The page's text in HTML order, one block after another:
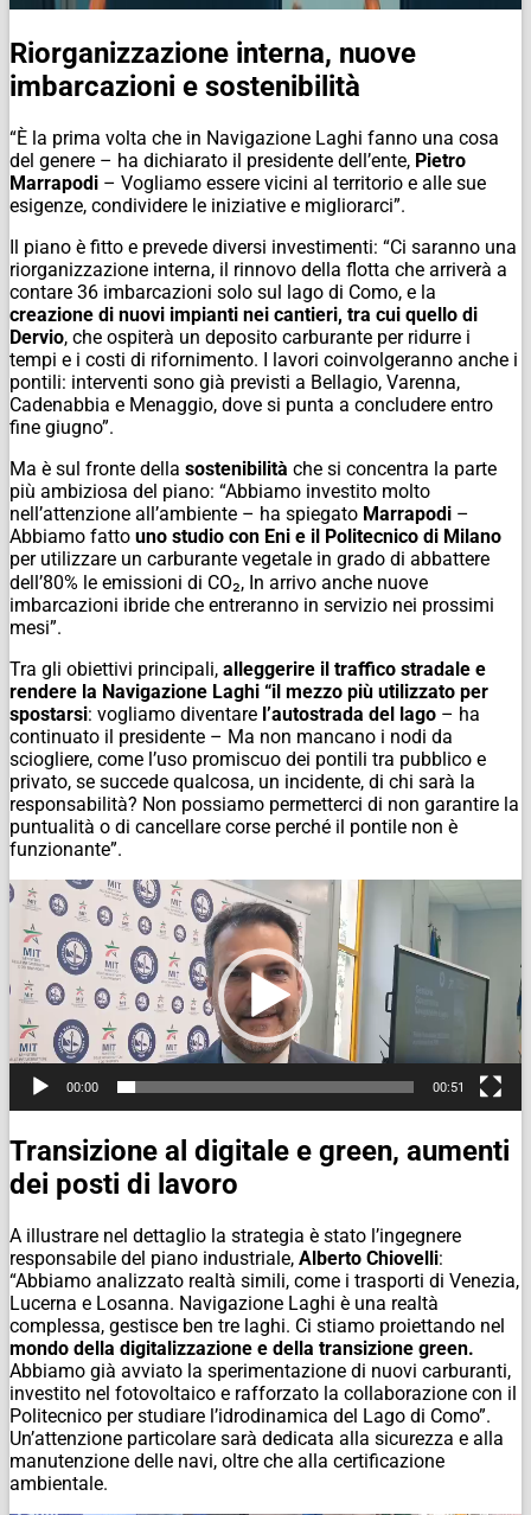
Riorganizzazione interna, nuove
imbarcazioni e sostenibilità
“È la prima volta che in Navigazione Laghi fanno una cosa
del genere – ha dichiarato il presidente dell’ente, Pietro
Marrapodi – Vogliamo essere vicini al territorio e alle sue
esigenze, condividere le iniziative e migliorarci”.
Il piano è fitto e prevede diversi investimenti: “Ci saranno una
riorganizzazione interna, il rinnovo della flotta che arriverà a
contare 36 imbarcazioni solo sul lago di Como, e la
creazione di nuovi impianti nei cantieri, tra cui quello di
Dervio, che ospiterà un deposito carburante per ridurre i
tempi e i costi di rifornimento. I lavori coinvolgeranno anche i
pontili: interventi sono già previsti a Bellagio, Varenna,
Cadenabbia e Menaggio, dove si punta a concludere entro
fine giugno”.
Ma è sul fronte della sostenibilità che si concentra la parte
più ambiziosa del piano: “Abbiamo investito molto
nell’attenzione all’ambiente – ha spiegato Marrapodi –
Abbiamo fatto uno studio con Eni e il Politecnico di Milano
per utilizzare un carburante vegetale in grado di abbattere
dell’80% le emissioni di CO₂, In arrivo anche nuove
imbarcazioni ibride che entreranno in servizio nei prossimi
mesi”.
Tra gli obiettivi principali, alleggerire il traffico stradale e
rendere la Navigazione Laghi “il mezzo più utilizzato per
spostarsi: vogliamo diventare l’autostrada del lago – ha
continuato il presidente – Ma non mancano i nodi da
sciogliere, come l’uso promiscuo dei pontili tra pubblico e
privato, se succede qualcosa, un incidente, di chi sarà la
responsabilità? Non possiamo permetterci di non garantire la
puntualità o di cancellare corse perché il pontile non è
funzionante”.
Video
Player
00:00 00:51
Transizione al digitale e green, aumenti
dei posti di lavoro
A illustrare nel dettaglio la strategia è stato l’ingegnere
responsabile del piano industriale, Alberto Chiovelli:
“Abbiamo analizzato realtà simili, come i trasporti di Venezia,
Lucerna e Losanna. Navigazione Laghi è una realtà
complessa, gestisce ben tre laghi. Ci stiamo proiettando nel
mondo della digitalizzazione e della transizione green.
Abbiamo già avviato la sperimentazione di nuovi carburanti,
investito nel fotovoltaico e rafforzato la collaborazione con il
Politecnico per studiare l’idrodinamica del Lago di Como”.
Un’attenzione particolare sarà dedicata alla sicurezza e alla
manutenzione delle navi, oltre che alla certificazione
ambientale.